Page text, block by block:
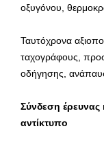
οξυγόνου,
Ταυτόχρονα
ταχογράφους,
οδήγησης,
Σύνδεση έρευνας
αντίκτυπο